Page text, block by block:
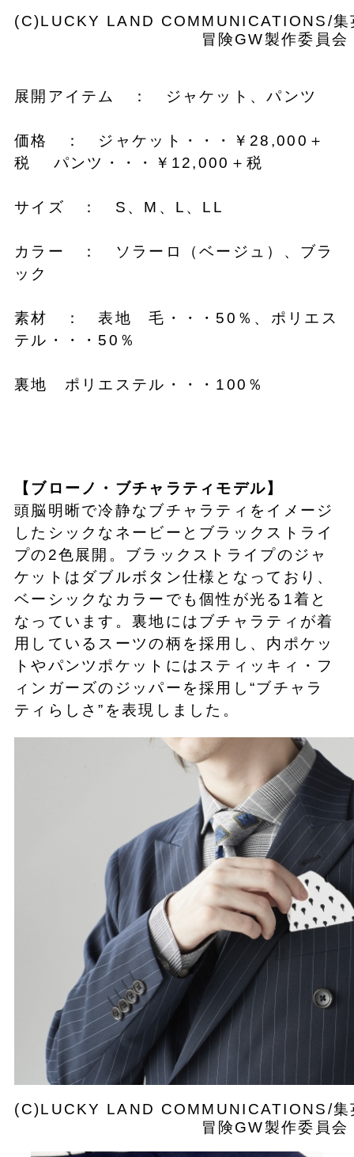
(C)LUCKY LAND COMMUNICATIONS/集
冒険GW製作委員会
展開アイテム ： ジャケット、パンツ
価格 ： ジャケット・・・￥28,000＋
税 パンツ・・・￥12,000＋税
サイズ ： S、M、L、LL
カラー ： ソラーロ（ベージュ）、ブラ
ック
素材 ： 表地 毛・・・50％、ポリエス
テル・・・50％
裏地 ポリエステル・・・100％
【ブローノ・ブチャラティモデル】
頭脳明晰で冷静なブチャラティをイメージ
したシックなネービーとブラックストライ
プの2色展開。ブラックストライプのジャ
ケットはダブルボタン仕様となっており、
ベーシックなカラーでも個性が光る1着と
なっています。裏地にはブチャラティが着
用しているスーツの柄を採用し、内ポケッ
トやパンツポケットにはスティッキィ・フ
ィンガーズのジッパーを採用し“ブチャラ
ティらしさ”を表現しました。
(C)LUCKY LAND COMMUNICATIONS/集
冒険GW製作委員会